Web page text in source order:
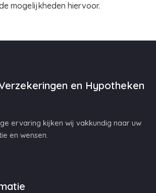
mogelijkheden hiervoor.
en Hypotheken
ervaring kijken wij vakkundig naar uw
en wensen.